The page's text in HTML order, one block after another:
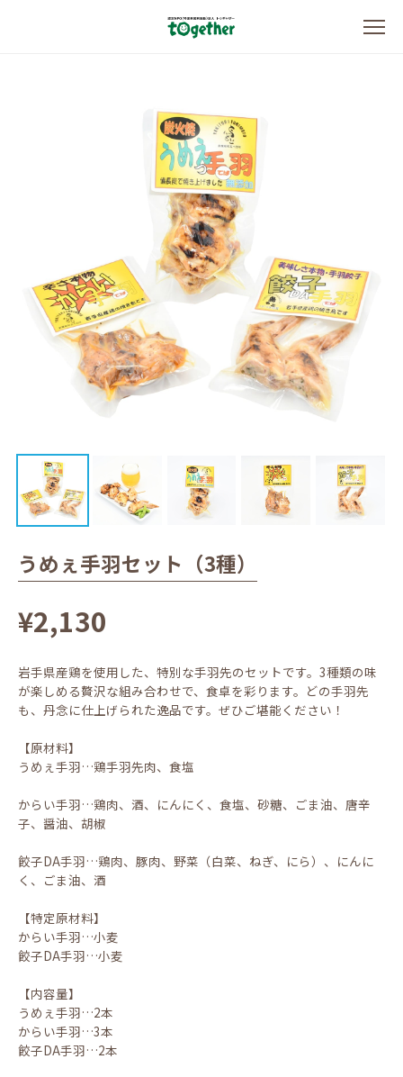
うめぇ手羽セット（3種）
¥2,130
岩手県産鶏を使用した、特別な手羽先のセットです。3種類の味
が楽しめる贅沢な組み合わせで、食卓を彩ります。どの手羽先
も、丹念に仕上げられた逸品です。ぜひご堪能ください！
【原材料】
うめぇ手羽…鶏手羽先肉、食塩
からい手羽…鶏肉、酒、にんにく、食塩、砂糖、ごま油、唐辛
子、醤油、胡椒
餃子DA手羽…鶏肉、豚肉、野菜（白菜、ねぎ、にら）、にんに
く、ごま油、酒
【特定原材料】
からい手羽…小麦
餃子DA手羽…小麦
【内容量】
うめぇ手羽…2本
からい手羽…3本
餃子DA手羽…2本